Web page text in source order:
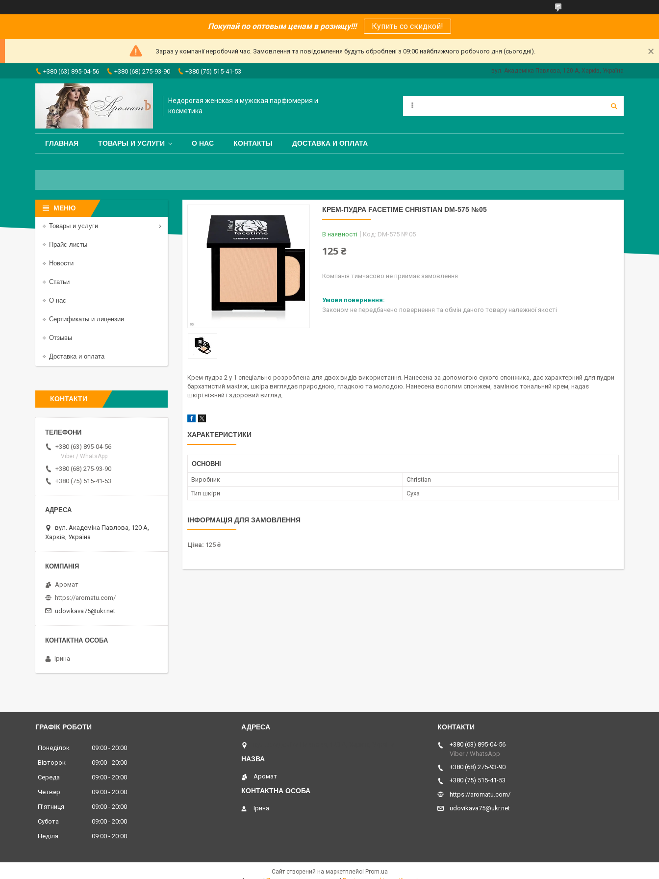
Покупай по оптовым ценам в розницу!!! Купить со скидкой!
Зараз у компанії неробочий час. Замовлення та повідомлення будуть оброблені з 09:00 найближчого робочого дня (сьогодні).
+380 (63) 895-04-56 +380 (68) 275-93-90 +380 (75) 515-41-53 вул. Академіка Павлова, 120 А, Харків, Україна
Недорогая женская и мужская парфюмерия и
косметика
ГЛАВНАЯ ТОВАРЫ И УСЛУГИ О НАС КОНТАКТЫ ДОСТАВКА И ОПЛАТА
КРЕМ-ПУДРА FACETIME CHRISTIAN DM-575 №05
В наявності Код: DM-575 № 05
125 ₴
Компанія тимчасово не приймає замовлення
Законом не передбачено повернення та обмін даного товару належної якості
Крем-пудра 2 у 1 спеціально розроблена для двох видів використання. Нанесена за допомогою сухого спонжика, дає характерний для пудри
бархатистий макіяж, шкіра виглядає природною, гладкою та молодою. Нанесена вологим спонжем, замінює тональний крем, надає
шкірі.ніжний і здоровий вигляд.
ХАРАКТЕРИСТИКИ
ОСНОВНІ
Виробник
Christian
Тип шкіри
Суха
ІНФОРМАЦІЯ ДЛЯ ЗАМОВЛЕННЯ
Ціна: 125 ₴
Товары и услуги
Прайс-листы
Новости
Статьи
О нас
Сертификаты и лицензии
Отзывы
Доставка и оплата
КОНТАКТИ
+380 (63) 895-04-56
Viber / WhatsApp
+380 (68) 275-93-90
+380 (75) 515-41-53
вул. Академіка Павлова, 120 А,
Харків, Україна
Аромат
https://aromatu.com/
udovikava75@ukr.net
Ірина
ГРАФІК РОБОТИ
Понеділок 09:00
20:00
Вівторок
09:00
20:00
Середа
09:00
20:00
Четвер
09:00
20:00
Пʼятниця
09:00
20:00
Субота
09:00
20:00
Неділя
09:00 20:00
Аромат
Ірина
+380 (63) 895-04-56
Viber / WhatsApp
+380 (68) 275-93-90
+380 (75) 515-41-53
https://aromatu.com/
udovikava75@ukr.net
Сайт створений на маркетплейсі Prom.ua